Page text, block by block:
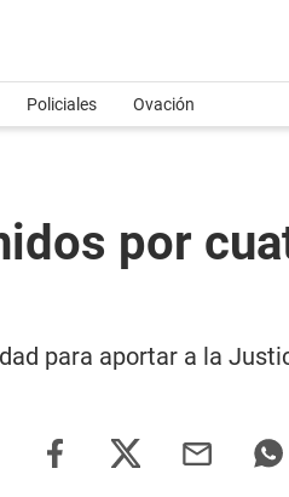
Policiales Ovación
por
para aportar a la